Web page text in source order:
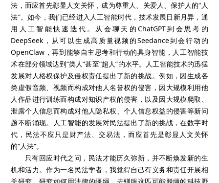
法，而应首先彰显人文关怀，成为尊重人、关爱人、保护人的“人
法”。如今，我们已经进入人工智能时代，技术发展日新月异，通
用人工智能快速迭代。从会聊天的ChatGPT到会思考的
DeepSeek，从可以生成高质量视频的Seedance到会行动的
OpenClaw，再到能够自主思考和行动的具身智能，人工智能技
术在部分领域达到“类人”甚至“超人”的水平。人工智能技术的迅猛
发展对人格权保护及侵权责任提出了新的挑战。例如，因生成各
类虚假音频、视频而构成对他人名誉权的侵害，因大规模利用他
人作品进行训练而构成对知识产权的侵害，以及因大规模爬取、
泄露个人信息而构成对他人隐私权、个人信息权益的侵害等新问
题不断涌现。人工智能的发展对民法提出了新的挑战，在数字时
代，民法不应只是财产法、交易法，而应首先是彰显人文关怀
的“人法”。
只有回应时代之问，民法才能历久弥新，并不断焕发新的生
机和活力。作为一名民法学者，我觉得自己有义务和责任开展相